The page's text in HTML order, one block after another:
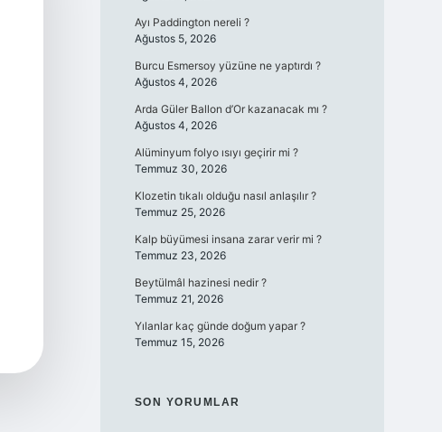
Ayı Paddington nereli ?
Ağustos 5, 2026
Burcu Esmersoy yüzüne ne yaptırdı ?
Ağustos 4, 2026
Arda Güler Ballon d’Or kazanacak mı ?
Ağustos 4, 2026
Alüminyum folyo ısıyı geçirir mi ?
Temmuz 30, 2026
Klozetin tıkalı olduğu nasıl anlaşılır ?
Temmuz 25, 2026
Kalp büyümesi insana zarar verir mi ?
Temmuz 23, 2026
Beytülmâl hazinesi nedir ?
Temmuz 21, 2026
Yılanlar kaç günde doğum yapar ?
Temmuz 15, 2026
SON YORUMLAR